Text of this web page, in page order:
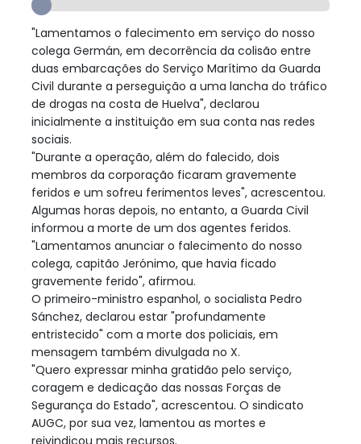
"Lamentamos o falecimento em serviço do nosso
colega Germán, em decorrência da colisão entre
duas embarcações do Serviço Marítimo da Guarda
Civil durante a perseguição a uma lancha do tráfico
de drogas na costa de Huelva", declarou
inicialmente a instituição em sua conta nas redes
sociais.
"Durante a operação, além do falecido, dois
membros da corporação ficaram gravemente
feridos e um sofreu ferimentos leves", acrescentou.
Algumas horas depois, no entanto, a Guarda Civil
informou a morte de um dos agentes feridos.
"Lamentamos anunciar o falecimento do nosso
colega, capitão Jerónimo, que havia ficado
gravemente ferido", afirmou.
O primeiro-ministro espanhol, o socialista Pedro
Sánchez, declarou estar "profundamente
entristecido" com a morte dos policiais, em
mensagem também divulgada no X.
"Quero expressar minha gratidão pelo serviço,
coragem e dedicação das nossas Forças de
Segurança do Estado", acrescentou. O sindicato
AUGC, por sua vez, lamentou as mortes e
reivindicou mais recursos.